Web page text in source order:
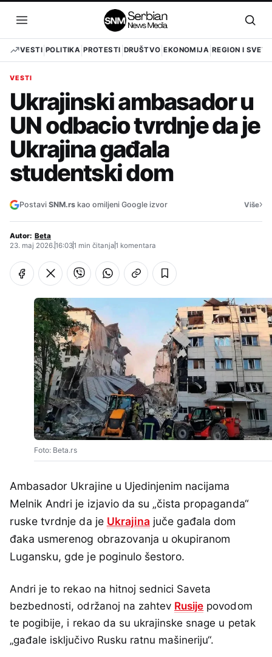
sadržaj
Otvori
meni
VESTI POLITIKA PROTESTI DRUŠTVO EKONOMIJA REGION I SVET
VESTI
Ukrajinski ambasador u
UN odbacio tvrdnje da je
Ukrajina gađala
studentski dom
Postavi SNM.rs kao omiljeni Google izvor Više›
Autor: Beta
23. maj 2026.16:031 min čitanja1 komentara
Foto: Beta.rs
Ambasador Ukrajine u Ujedinjenim nacijama
Melnik Andri je izjavio da su „čista propaganda“
ruske tvrdnje da je Ukrajina juče gađala dom
đaka usmerenog obrazovanja u okupiranom
Lugansku, gde je poginulo šestoro.
Andri je to rekao na hitnoj sednici Saveta
bezbednosti, održanoj na zahtev Rusije povodom
te pogibije, i rekao da su ukrajinske snage u petak
„gađale isključivo Rusku ratnu mašineriju“.